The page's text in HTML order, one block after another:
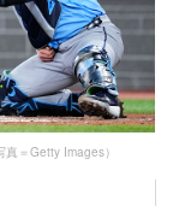
＝Getty Images）